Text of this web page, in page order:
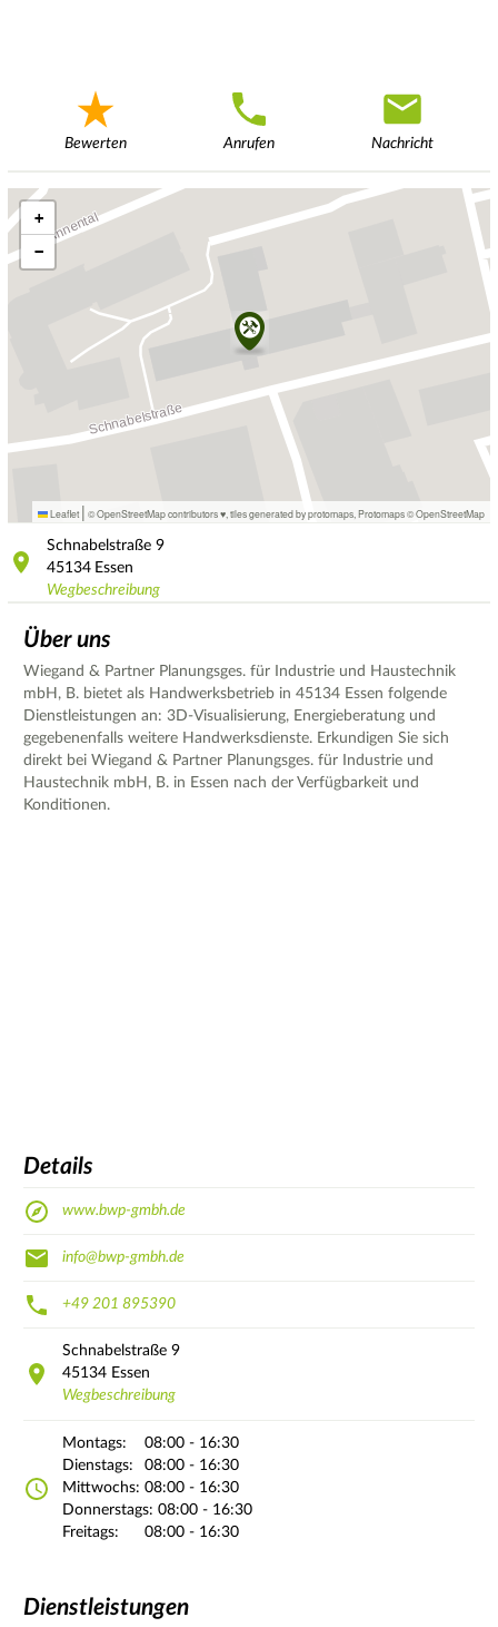
Bewerten Anrufen Nachricht
+
−
Leaflet | © OpenStreetMap contributors ♥, tiles generated by protomaps Protomaps©OpenStreetMap
Schnabelstraße 9
45134 Essen
Wegbeschreibung
Über uns
Wiegand & Partner Planungsges. für Industrie und Haustechnik
mbH, B. bietet als Handwerksbetrieb in 45134 Essen folgende
Dienstleistungen an: 3D-Visualisierung, Energieberatung und
gegebenenfalls weitere Handwerksdienste. Erkundigen Sie sich
direkt bei Wiegand & Partner Planungsges. für Industrie und
Haustechnik mbH, B. in Essen nach der Verfügbarkeit und
Konditionen.
Details
www.bwp-gmbh.de
info@bwp-gmbh.de
+49 201 895390
Schnabelstraße 9
45134 Essen
Wegbeschreibung
Montags:
08:00 - 16:30
Dienstags:
08:00 - 16:30
Mittwochs: 08:00 - 16:30
Donnerstags: 08:00 - 16:30
Freitags:
08:00 - 16:30
Dienstleistungen